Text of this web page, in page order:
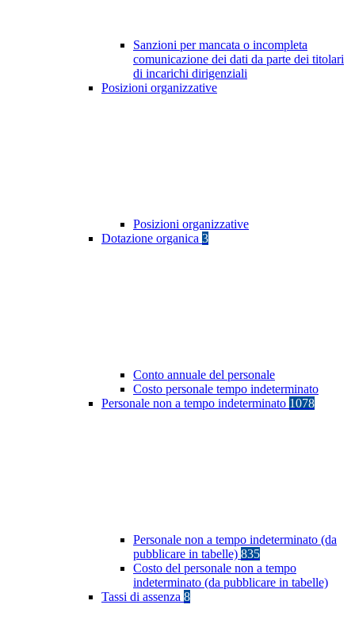
Sanzioni per mancata o incompleta
comunicazione dei dati da parte dei titolari
di incarichi dirigenziali
Posizioni organizzative
Posizioni organizzative
Dotazione organica 3
Conto annuale del personale
Costo personale tempo indeterminato
Personale non a tempo indeterminato 1078
Personale non a tempo indeterminato (da
pubblicare in tabelle) 835
Costo del personale non a tempo
indeterminato (da pubblicare in tabelle)
Tassi di assenza 8